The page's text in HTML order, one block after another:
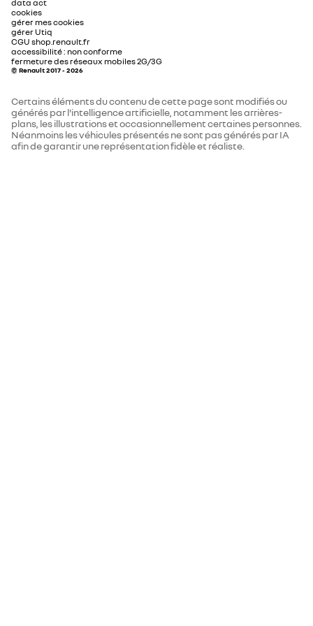
siège passager avant + 2 sièges arrière avec
technologie isofix®
60/40
CONDUITE
charge AC (kW)
à propos de la charge DC
tension nominale (V) 400
à propos de la charge AC jusqu'à 11 kW
data act
cookies
gérer mes cookies
gérer Utiq
CGU shop.renault.fr
accessibilité : non conforme
fermeture des réseaux mobiles 2G/3G
© Renault 2017 - 2026
Certains éléments du contenu de cette page sont modifiés ou
générés par l'intelligence artificielle, notamment les arrières-
plans, les illustrations et occasionnellement certaines personnes.
Néanmoins les véhicules présentés ne sont pas générés par IA
afin de garantir une représentation fidèle et réaliste.